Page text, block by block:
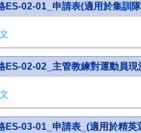
ES-02-01_申請表(適用於集訓
ES-02-02_主管教練對運動員
ES-03-01_申請表_(適用於精英